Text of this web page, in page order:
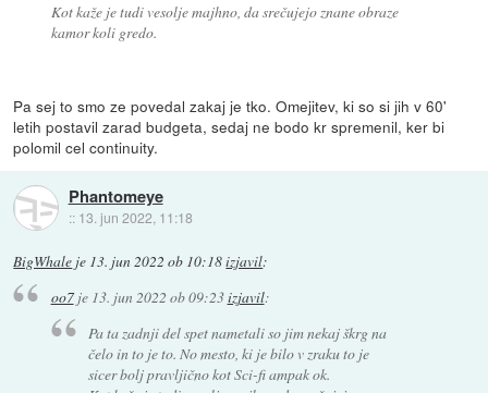
Kot kaže je tudi vesolje majhno, da srečujejo znane obraze
kamor koli gredo.
Pa sej to smo ze povedal zakaj je tko. Omejitev, ki so si jih v 60'
letih postavil zarad budgeta, sedaj ne bodo kr spremenil, ker bi
polomil cel continuity.
Phantomeye
:: 13. jun 2022, 11:18
BigWhale je 13. jun 2022 ob 10:18izjavil:
oo7je 13. jun 2022 ob 09:23izjavil:
Pa ta zadnji del spet nametali so jim nekaj škrg na
čelo in to je to. No mesto, ki je bilo v zraku to je
sicer bolj pravljično kot Sci-fi ampak ok.